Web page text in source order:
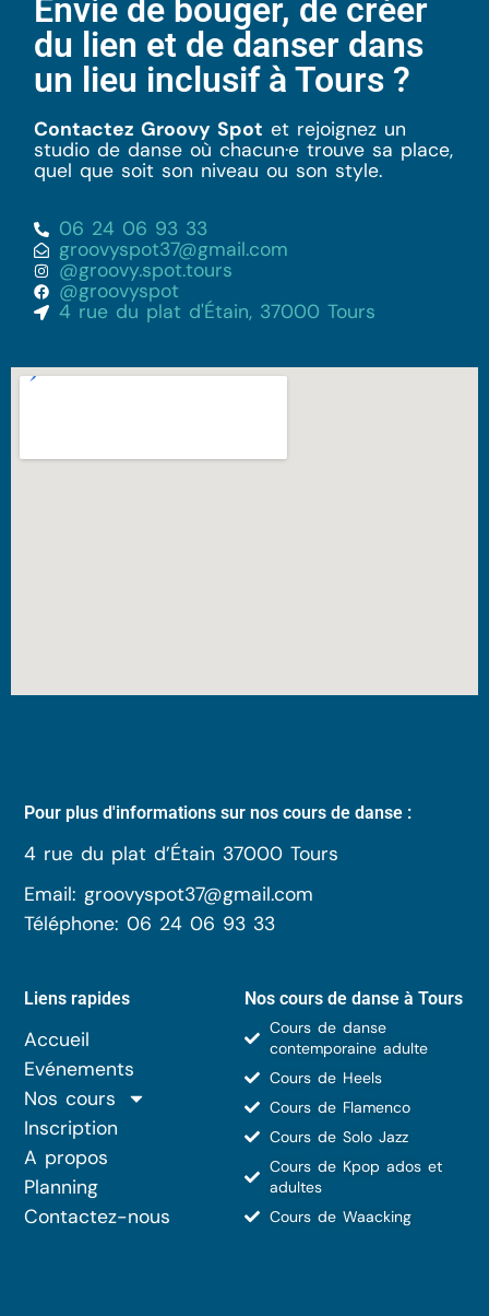
Envie de bouger, de créer
du lien et de danser dans
un lieu inclusif à Tours ?
Contactez Groovy Spot et rejoignez un
studio de danse où chacun·e trouve sa place,
quel que soit son niveau ou son style.
06 24 06 93 33
groovyspot37@gmail.com
@groovy.spot.tours
@groovyspot
4 rue du plat d'Étain, 37000 Tours
Nos cours de danse à Tours
Cours de danse
contemporaine adulte
Cours de Heels
Cours de Flamenco
Cours de Solo Jazz
Cours de Kpop ados et
adultes
Cours de Waacking
Liens rapides
Accueil
Evénements
Nos cours
Inscription
A propos
Planning
Contactez-nous
Pour plus d'informations sur nos cours de danse :
4 rue du plat d’Étain 37000 Tours
Email: groovyspot37@gmail.com
Téléphone: 06 24 06 93 33